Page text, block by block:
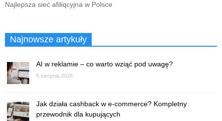
Najlepsza sieć afiliqcyjna w Polsce
Najnowsze artykuły
AI w reklamie – co warto wziąć pod uwagę?
5 sierpnia 2026
Jak działa cashback w e-commerce? Kompletny
przewodnik dla kupujących